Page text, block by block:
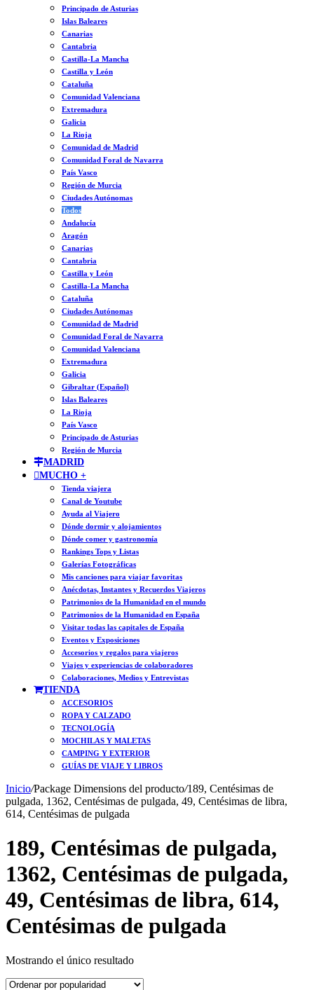
Principado de Asturias
Islas Baleares
Canarias
Cantabria
Castilla-La Mancha
Castilla y León
Cataluña
Comunidad Valenciana
Extremadura
Galicia
La Rioja
Comunidad de Madrid
Comunidad Foral de Navarra
País Vasco
Región de Murcia
Ciudades Autónomas
Todos
Andalucía
Aragón
Canarias
Cantabria
Castilla y León
Castilla-La Mancha
Cataluña
Ciudades Autónomas
Comunidad de Madrid
Comunidad Foral de Navarra
Comunidad Valenciana
Extremadura
Galicia
Gibraltar (Español)
Islas Baleares
La Rioja
País Vasco
Principado de Asturias
Región de Murcia
MADRID
MUCHO +
Tienda viajera
Canal de Youtube
Ayuda al Viajero
Dónde dormir y alojamientos
Dónde comer y gastronomía
Rankings Tops y Listas
Galerías Fotográficas
Mis canciones para viajar favoritas
Anécdotas, Instantes y Recuerdos Viajeros
Patrimonios de la Humanidad en el mundo
Patrimonios de la Humanidad en España
Visitar todas las capitales de España
Eventos y Exposiciones
Accesorios y regalos para viajeros
Viajes y experiencias de colaboradores
Colaboraciones, Medios y Entrevistas
TIENDA
ACCESORIOS
ROPA Y CALZADO
TECNOLOGÍA
MOCHILAS Y MALETAS
CAMPING Y EXTERIOR
GUÍAS DE VIAJE Y LIBROS
Inicio/Package Dimensions del producto/189, Centésimas de
pulgada, 1362, Centésimas de pulgada, 49, Centésimas de libra,
614, Centésimas de pulgada
189, Centésimas de pulgada,
1362, Centésimas de pulgada,
49, Centésimas de libra, 614,
Centésimas de pulgada
Mostrando el único resultado